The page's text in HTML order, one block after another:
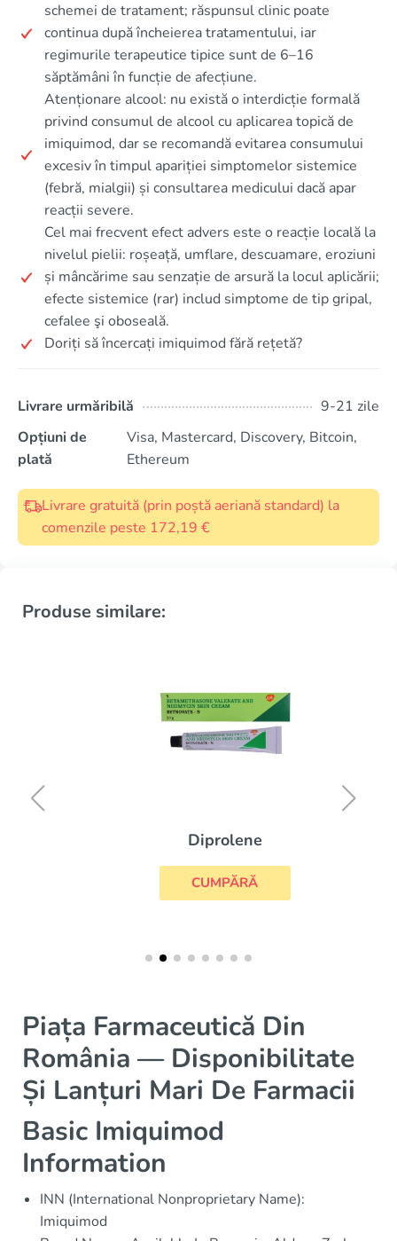
schemei de tratament; răspunsul clinic poate
continua după încheierea tratamentului, iar
regimurile terapeutice tipice sunt de 6–16
săptămâni în funcție de afecțiune.
Atenționare alcool: nu există o interdicție formală
privind consumul de alcool cu aplicarea topică de
imiquimod, dar se recomandă evitarea consumului
excesiv în timpul apariției simptomelor sistemice
(febră, mialgii) și consultarea medicului dacă apar
reacții severe.
Cel mai frecvent efect advers este o reacție locală la
nivelul pielii: roșeață, umflare, descuamare, eroziuni
și mâncărime sau senzație de arsură la locul aplicării;
efecte sistemice (rar) includ simptome de tip gripal,
cefalee şi oboseală.
Doriți să încercați imiquimod fără rețetă?
Livrare urmăribilă
9-21 zile
Opțiuni de
plată
Visa, Mastercard, Discovery, Bitcoin,
Ethereum
Livrare gratuită (prin poștă aeriană standard) la
comenzile peste 172,19 €
Produse similare:
Diprolene
CUMPĂRĂ
Piața Farmaceutică Din
România — Disponibilitate
Și Lanțuri Mari De Farmacii
Basic Imiquimod
Information
INN (International Nonproprietary Name):
Imiquimod